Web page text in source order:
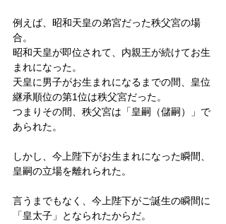
例えば、昭和天皇の弟宮だった秩父宮の場
合。
昭和天皇が即位されて、内親王が続けてお生
まれになった。
天皇に男子がお生まれになるまでの間、皇位
継承順位の第1位は秩父宮だった。
つまりその間、秩父宮は「皇嗣（儲嗣）」で
あられた。
しかし、今上陛下がお生まれになった瞬間、
皇嗣の立場を離れられた。
言うまでもなく、今上陛下がご誕生の瞬間に
「皇太子」となられたからだ。